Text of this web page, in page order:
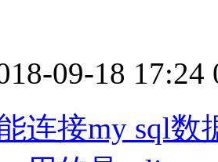
09-18 17:24
连接my sql数